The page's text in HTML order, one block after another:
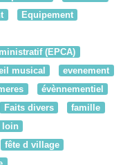
Equipement
(EPCA)
musical
evenement
évènnementiel
Faits divers
famille
loin
fête d village